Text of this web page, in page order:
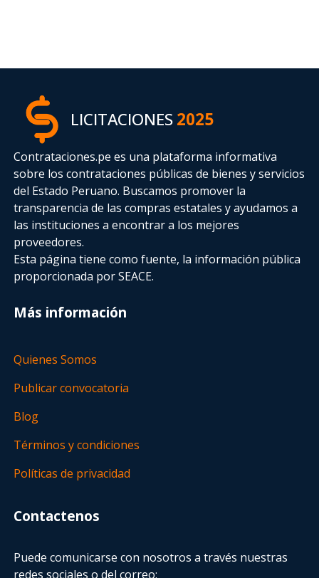
LICITACIONES2025
Contrataciones.pe es una plataforma informativa
sobre los contrataciones públicas de bienes y servicios
del Estado Peruano. Buscamos promover la
transparencia de las compras estatalesy ayudamos a
las instituciones a encontrar a los mejores
proveedores.
Esta página tiene como fuente, la información pública
proporcionada por SEACE.
Más información
Quienes Somos
Publicar convocatoria
Blog
Términos y condiciones
Políticas de privacidad
Contactenos
Puede comunicarse con nosotros a través nuestras
redes sociales o del correo: